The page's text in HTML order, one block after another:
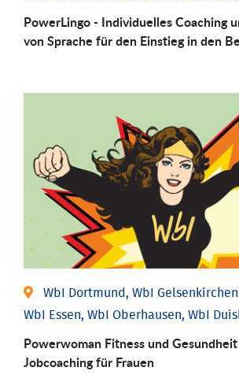
PowerLingo - Individuelles Coaching
von Sprache für den Einstieg in den
WbI Dortmund, WbI
WbI Essen, WbI Oberhausen, WbI
Powerwoman Fitness und
Job­coaching für Frauen